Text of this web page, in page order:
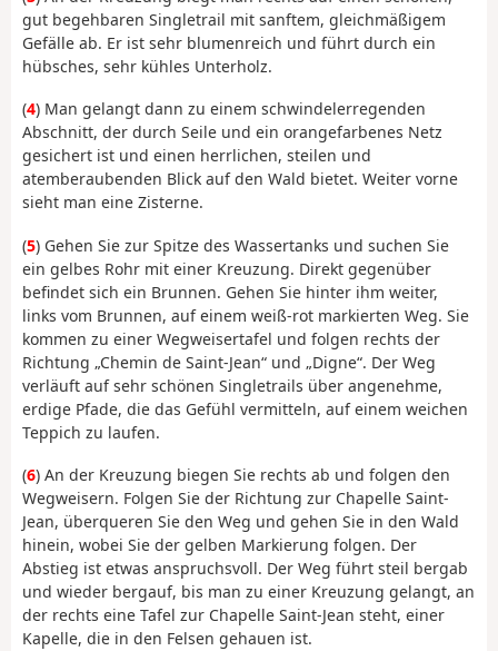
gut begehbaren Singletrail mit sanftem, gleichmäßigem
Gefälle ab. Er ist sehr blumenreich und führt durch ein
hübsches, sehr kühles Unterholz.
(4) Man gelangt dann zu einem schwindelerregenden
Abschnitt, der durch Seile und ein orangefarbenes Netz
gesichert ist und einen herrlichen, steilen und
atemberaubenden Blick auf den Wald bietet. Weiter vorne
sieht man eine Zisterne.
(5) Gehen Sie zur Spitze des Wassertanks und suchen Sie
ein gelbes Rohr mit einer Kreuzung. Direkt gegenüber
befindet sich ein Brunnen. Gehen Sie hinter ihm weiter,
links vom Brunnen, auf einem weiß-rot markierten Weg. Sie
kommen zu einer Wegweisertafel und folgen rechts der
Richtung „Chemin de Saint-Jean“ und „Digne“. Der Weg
verläuft auf sehr schönen Singletrails über angenehme,
erdige Pfade, die das Gefühl vermitteln, auf einem weichen
Teppich zu laufen.
(6) An der Kreuzung biegen Sie rechts ab und folgen den
Wegweisern. Folgen Sie der Richtung zur Chapelle Saint-
Jean, überqueren Sie den Weg und gehen Sie in den Wald
hinein, wobei Sie der gelben Markierung folgen. Der
Abstieg ist etwas anspruchsvoll. Der Weg führt steil bergab
und wieder bergauf, bis man zu einer Kreuzung gelangt, an
der rechts eine Tafel zur Chapelle Saint-Jean steht, einer
Kapelle, die in den Felsen gehauen ist.